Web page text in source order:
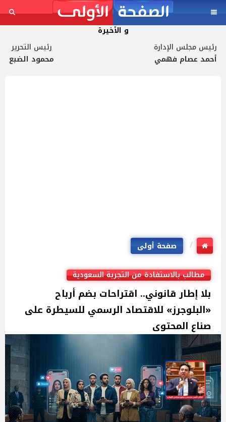
و الأخيرة
رئيس مجلس الإدارة
أحمد عصام فهمي
رئيس التحرير
محمود الضبع
صفحة أولى
مطالب بالاستفادة من التجربة السعودية
بلا إطار قانوني.. اقتراحات بضم أرباح
«البلوجرز» للاقتصاد الرسمي للسيطرة على
صناع المحتوى